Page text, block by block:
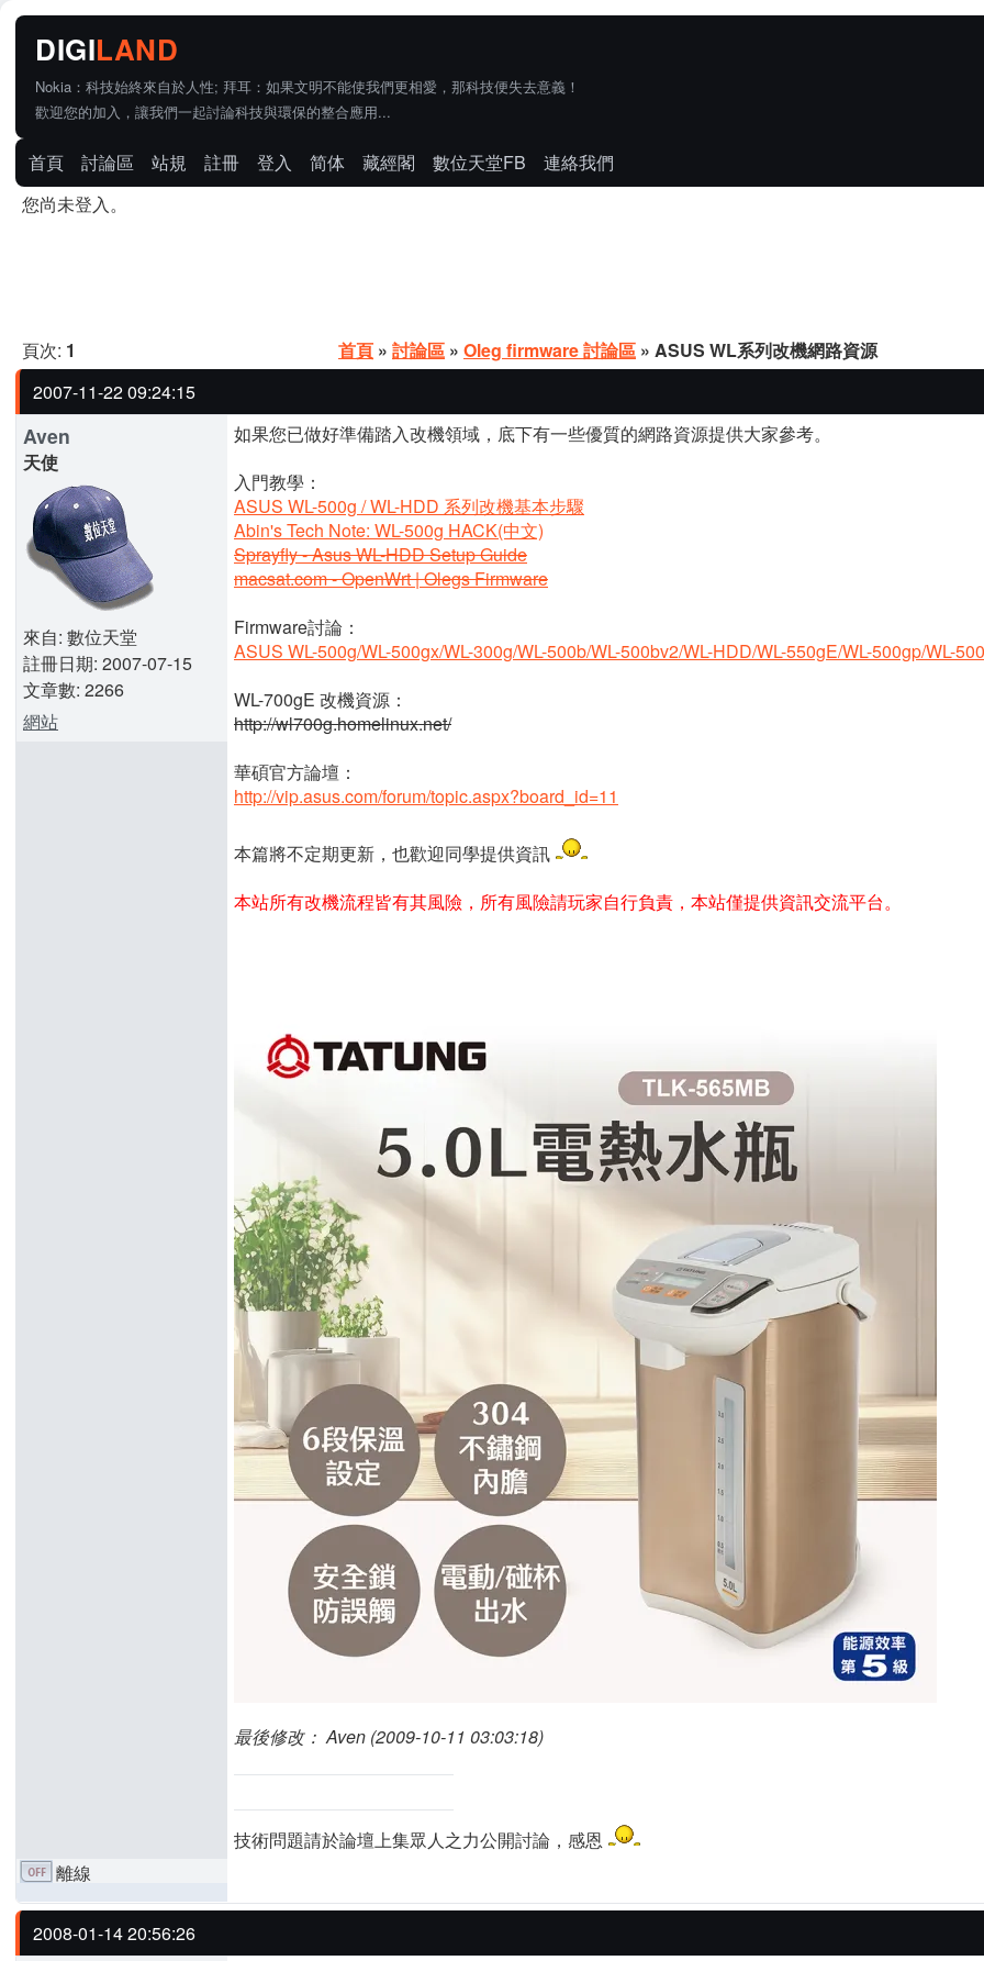
Nokia：科技始終來自於人性; 拜耳：如果文明不能使我們更相愛，那科技便失去意義！
歡迎您的加入，讓我們一起討論科技與環保的整合應用...
首頁 討論區 站規 註冊 登入 简体 藏經閣 數位天堂FB
連絡我們
您尚未登入。
頁次: 1 首頁 » 討論區 » Oleg firmware 討論區 » ASUS WL系列改機網路資源
2007-11-22 09:24:15
Aven
天使
來自: 數位天堂
註冊日期: 2007-07-15
文章數: 2266
網站
如果您已做好準備踏入改機領域，底下有一些優質的網路資源提供大家參考。
入門教學：
ASUS WL-500g / WL-HDD 系列改機基本步驟
Abin's Tech Note: WL-500g HACK(中文)
Sprayfly - Asus WL-HDD Setup Guide
macsat.com - OpenWrt | Olegs Firmware
Firmware討論：
ASUS WL-500g/WL-500gx/WL-300g/WL-500b/WL-500bv2/WL-HDD/WL-550gE/WL-500gp/WL-
WL-700gE 改機資源：
http://wl700g.homelinux.net/
華碩官方論壇：
http://vip.asus.com/forum/topic.aspx?board_id=11
本篇將不定期更新，也歡迎同學提供資訊
本站所有改機流程皆有其風險，所有風險請玩家自行負責，本站僅提供資訊交流平台。
最後修改： Aven (2009-10-11 03:03:18)
技術問題請於論壇上集眾人之力公開討論，感恩
離線
2008-01-14 20:56:26